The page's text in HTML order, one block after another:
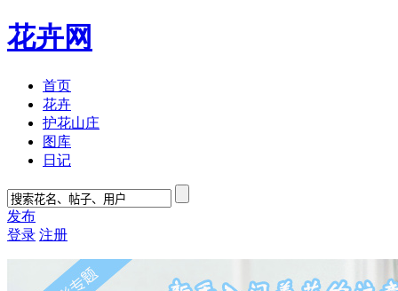
花卉网
首页
花卉
护花山庄
图库
日记
发布
登录 注册